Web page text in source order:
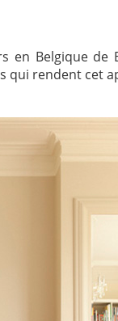
en Belgique de
qui rendent cet